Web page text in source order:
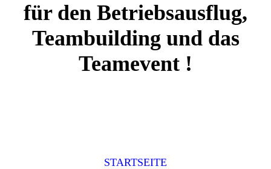
für den Betriebsausflug,
Teambuilding und das
Teamevent !
STARTSEITE